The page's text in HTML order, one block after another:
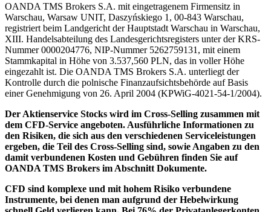
OANDA TMS Brokers S.A. mit eingetragenem Firmensitz in
Warschau, Warsaw UNIT, Daszyńskiego 1, 00-843 Warschau,
registriert beim Landgericht der Hauptstadt Warschau in Warschau,
XIII. Handelsabteilung des Landesgerichtsregisters unter der KRS-
Nummer 0000204776, NIP-Nummer 5262759131, mit einem
Stammkapital in Höhe von 3.537,560 PLN, das in voller Höhe
eingezahlt ist. Die OANDA TMS Brokers S.A. unterliegt der
Kontrolle durch die polnische Finanzaufsichtsbehörde auf Basis
einer Genehmigung von 26. April 2004 (KPWiG-4021-54-1/2004).
Der Aktienservice Stocks wird im Cross-Selling zusammen mit
dem CFD-Service angeboten. Ausführliche Informationen zu
den Risiken, die sich aus den verschiedenen Serviceleistungen
ergeben, die Teil des Cross-Selling sind, sowie Angaben zu den
damit verbundenen Kosten und Gebühren finden Sie auf
OANDA TMS Brokers im Abschnitt Dokumente.
CFD sind komplexe und mit hohem Risiko verbundene
Instrumente, bei denen man aufgrund der Hebelwirkung